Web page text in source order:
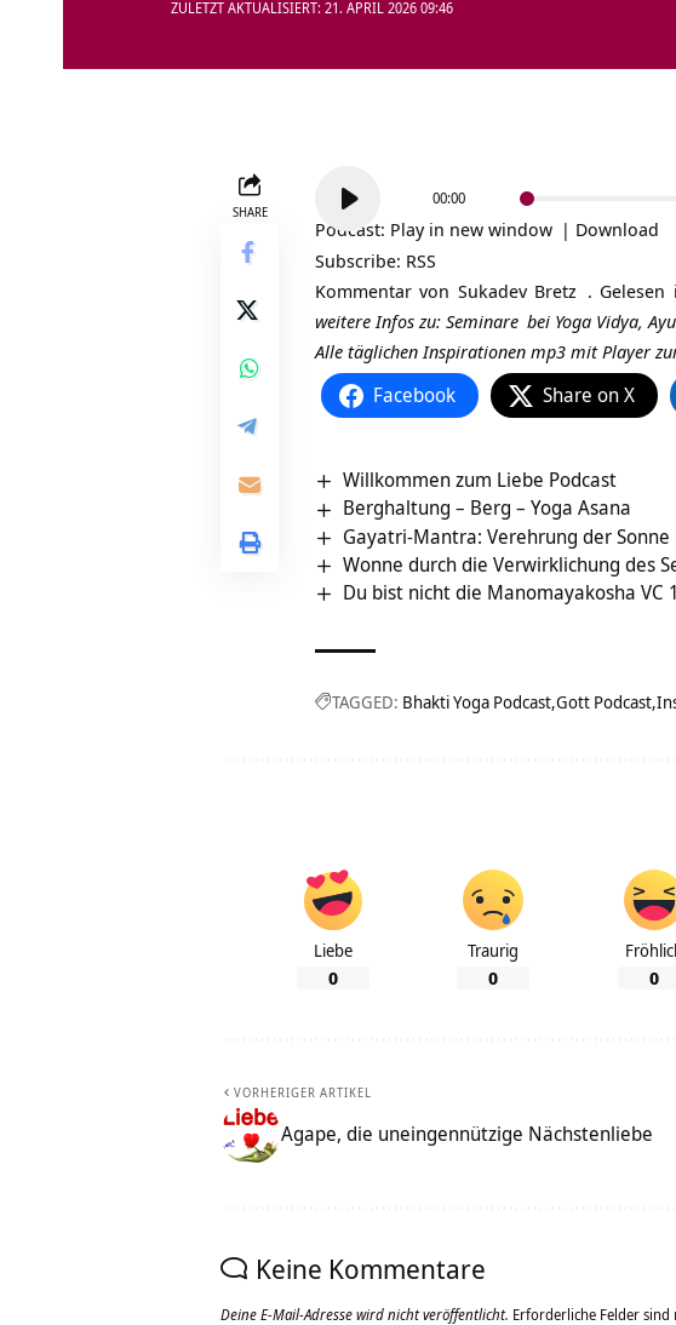
ZULETZT AKTUALISIERT: 21. APRIL 2026 09:46
SHARE
Player
00:00
Podcast: Play in new window | Download
Subscribe: RSS
Kommentar von Sukadev Bretz . Gelesen
weitere Infos zu: Seminare bei Yoga Vidya,
Alle täglichen Inspirationen mp3 mit Player
Facebook Share on X
Willkommen zum Liebe Podcast
Berghaltung – Berg – Yoga Asana
Gayatri-Mantra: Verehrung der Sonne
Wonne durch die Verwirklichung des
Du bist nicht die Manomayakosha VC
TAGGED: Bhakti Yoga Podcast Gott Podcast
Liebe
0
Traurig
0 0
VORHERIGER ARTIKEL
Agape, die uneingennützige Nächstenliebe
Keine Kommentare
Deine E-Mail-Adresse wird nicht veröffentlicht. Erforderliche Felder sind